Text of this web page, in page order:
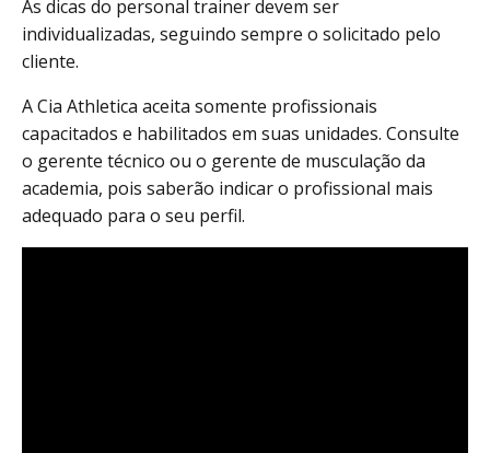
As dicas do personal trainer devem ser
individualizadas, seguindo sempre o solicitado pelo
cliente.
A Cia Athletica aceita somente profissionais
capacitados e habilitados em suas unidades. Consulte
o gerente técnico ou o gerente de musculação da
academia, pois saberão indicar o profissional mais
adequado para o seu perfil.